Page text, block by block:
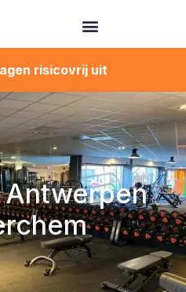
risicovrij uit
Antwerpen